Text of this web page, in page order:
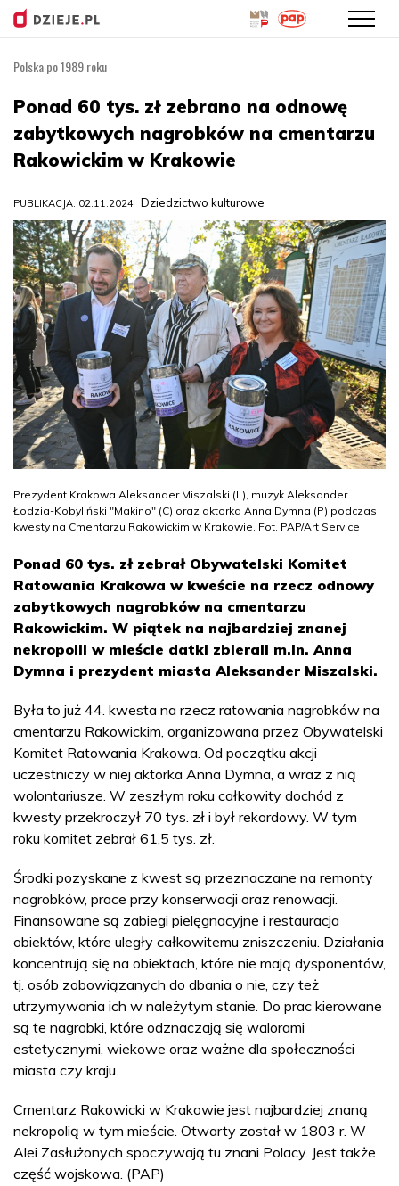
treści
Polska po 1989 roku
Ponad 60 tys. zł zebrano na odnowę
zabytkowych nagrobków na cmentarzu
Rakowickim w Krakowie
PUBLIKACJA: 02.11.2024 Dziedzictwo kulturowe
Prezydent Krakowa Aleksander Miszalski (L), muzyk Aleksander
Łodzia-Kobyliński "Makino" (C) oraz aktorka Anna Dymna (P) podczas
kwesty na Cmentarzu Rakowickim w Krakowie. Fot. PAP/Art Service
Ponad 60 tys. zł zebrał Obywatelski Komitet
Ratowania Krakowa w kweście na rzecz odnowy
zabytkowych nagrobków na cmentarzu
Rakowickim. W piątek na najbardziej znanej
nekropolii w mieście datki zbierali m.in. Anna
Dymna i prezydent miasta Aleksander Miszalski.
Była to już 44. kwesta na rzecz ratowania nagrobków na
cmentarzu Rakowickim, organizowana przez Obywatelski
Komitet Ratowania Krakowa. Od początku akcji
uczestniczy w niej aktorka Anna Dymna, a wraz z nią
wolontariusze. W zeszłym roku całkowity dochód z
kwesty przekroczył 70 tys. zł i był rekordowy. W tym
roku komitet zebrał 61,5 tys. zł.
Środki pozyskane z kwest są przeznaczane na remonty
nagrobków, prace przy konserwacji oraz renowacji.
Finansowane są zabiegi pielęgnacyjne i restauracja
obiektów, które uległy całkowitemu zniszczeniu. Działania
koncentrują się na obiektach, które nie mają dysponentów,
tj. osób zobowiązanych do dbania o nie, czy też
utrzymywania ich w należytym stanie. Do prac kierowane
są te nagrobki, które odznaczają się walorami
estetycznymi, wiekowe oraz ważne dla społeczności
miasta czy kraju.
Cmentarz Rakowicki w Krakowie jest najbardziej znaną
nekropolią w tym mieście. Otwarty został w 1803 r. W
Alei Zasłużonych spoczywają tu znani Polacy. Jest także
część wojskowa. (PAP)